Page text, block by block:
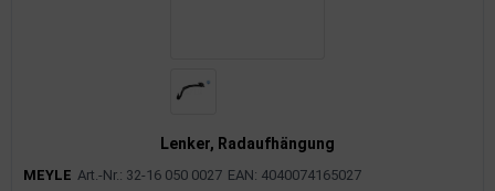
Lenker, Radaufhängung
MEYLE Art.-Nr.: 32-16 050 0027 EAN: 4040074165027